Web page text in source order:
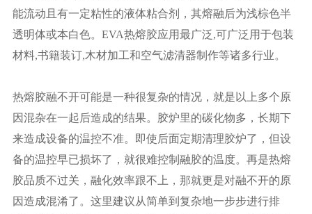
能流动且有一定粘性的液体粘合剂，其熔融后为浅棕色半
透明体或本白色。EVA热熔胶应用最广泛,可广泛用于包装
材料,书籍装订,木材加工和空气滤清器制作等诸多行业。
热熔胶融不开可能是一种很复杂的情况，就是以上多个原
因混杂在一起后造成的结果。胶炉里的碳化物多，长期下
来造成设备的温控不准。即使后面定期清理胶炉了，但设
备的温控早已损坏了，就很难控制融胶的温度。再是热熔
胶品质不过关，融化效率跟不上，那就更是对融不开的原
因造成混淆了。这里建议从简单到复杂地一步步进行排